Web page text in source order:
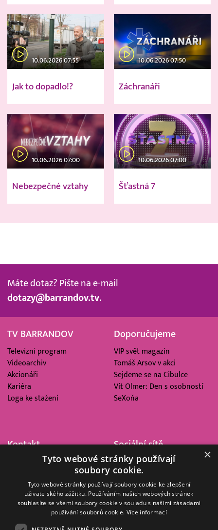
10.06.2026 07:55
Jak to dopadlo!?
10.06.2026 07:50
Záchranáři
10.06.2026 07:00
Nebezpečné vztahy
10.06.2026 07:00
Šťastná 7
Máte dotaz? Pište na e-mail
dotazy@barrandov.tv.
TV BARRANDOV
Televizní program
Videoarchiv
Akcionáři
Kariéra
Loga ke stažení
Doporučujeme
VIP svět magazín
Tomáš Arsov v akci
Sejdeme se na Cibulce
Vít Olmer: Den s osobností
SeXoňa
Kontakt
Barrandov Televizní Studio,
Kříženeckého nám. 322
152 00 Praha 5
IČ 416 93 311
Sociální sítě
×
Tyto webové stránky používají
soubory cookie.
Tyto webové stránky používají soubory cookie ke zlepšení
uživatelského zážitku. Používáním našich webových stránek
souhlasíte se všemi soubory cookie v souladu s našimi zásadami
používání souborů cookie. Více informací